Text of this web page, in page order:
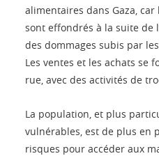
alimentaires dans Gaza,
sont effondrés à la suite de
des dommages subis par
Les ventes et les achats se
rue, avec des activités de
La population, et plus
vulnérables, est de plus en
risques pour accéder aux